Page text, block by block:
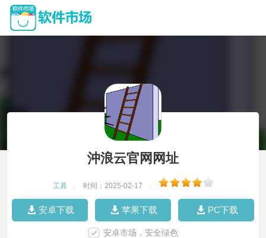
沖浪云官网网址
工具 时间：2025-02-17
安卓下载 苹果下载 PC下载
安卓市场，安全绿色